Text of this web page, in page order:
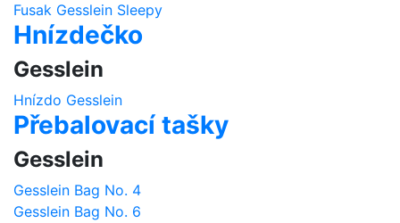
Fusak Gesslein Sleepy
Hnízdečko
Gesslein
Hnízdo Gesslein
Přebalovací tašky
Gesslein
Gesslein Bag No. 4
Gesslein Bag No. 6